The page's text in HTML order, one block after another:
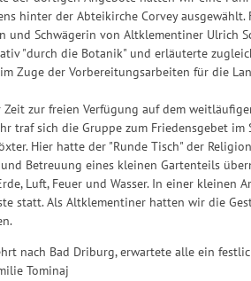
hinter der Abteikirche Corvey
und Schwägerin von Altklementiner Ulrich
"durch die Botanik" und erläuterte
Zuge der Vorbereitungsarbeiten für die
Zeit zur freien Verfügung auf dem
traf sich die Gruppe zum Friedensgebet
Hier hatte der "Runde Tisch" der
Betreuung eines kleinen Gartenteils
Luft, Feuer und Wasser. In einer kleinen
statt. Als Altklementiner hatten wir die
nach Bad Driburg, erwartete alle ein
Tominaj